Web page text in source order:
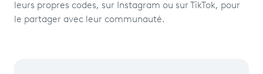
leurs propres codes, sur Instagram ou sur TikTok, pour
le partager avec leur communauté.